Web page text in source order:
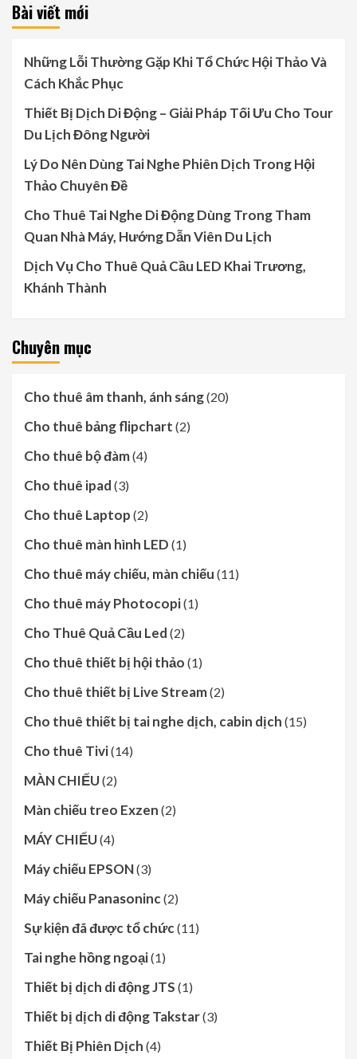
Bài viết mới
Những Lỗi Thường Gặp Khi Tổ Chức Hội Thảo Và
Cách Khắc Phục
Thiết Bị Dịch Di Động – Giải Pháp Tối Ưu Cho Tour
Du Lịch Đông Người
Lý Do Nên Dùng Tai Nghe Phiên Dịch Trong Hội
Thảo Chuyên Đề
Cho Thuê Tai Nghe Di Động Dùng Trong Tham
Quan Nhà Máy, Hướng Dẫn Viên Du Lịch
Dịch Vụ Cho Thuê Quả Cầu LED Khai Trương,
Khánh Thành
Chuyên mục
Cho thuê âm thanh, ánh sáng(20)
Cho thuê bảng flipchart (2)
Cho thuê bộ đàm(4)
Cho thuê ipad (3)
Cho thuê Laptop (2)
Cho thuê màn hình LED (1)
Cho thuê máy chiếu, màn chiếu (11)
Cho thuê máy Photocopi(1)
Cho Thuê Quả Cầu Led (2)
Cho thuê thiết bị hội thảo (1)
Cho thuê thiết bị Live Stream(2)
Cho thuê thiết bị tai nghe dịch, cabin dịch (15)
Cho thuê Tivi(14)
MÀN CHIẾU(2)
Màn chiếu treo Exzen (2)
MÁY CHIẾU(4)
Máy chiếu EPSON(3)
Máy chiếu Panasoninc(2)
Sự kiện đã được tổ chức(11)
Tai nghe hồng ngoại(1)
Thiết bị dịch di động JTS (1)
Thiết bị dịch di động Takstar(3)
Thiết Bị Phiên Dịch (4)